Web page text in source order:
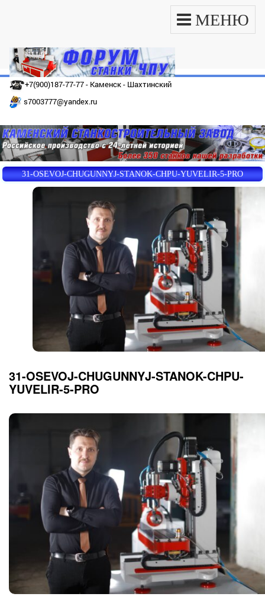
МЕНЮ
+7(900)187-77-77 - Каменск - Шахтинский
s7003777@yandex.ru
31-OSEVOJ-CHUGUNNYJ-STANOK-CHPU-YUVELIR-5-PRO
31-OSEVOJ-CHUGUNNYJ-STANOK-CHPU-
YUVELIR-5-PRO